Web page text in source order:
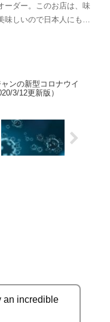
ーダー。このお店は、味
しいので日本人にもお
ンの新型コロナウイ
3/12更新版）
an incredible